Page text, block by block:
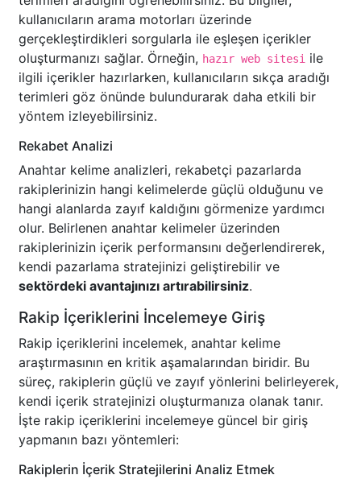
kullanıcıların arama motorları üzerinde
gerçekleştirdikleri sorgularla ile eşleşen içerikler
oluşturmanızı sağlar. Örneğin, hazır web sitesi ile
ilgili içerikler hazırlarken, kullanıcıların sıkça aradığı
terimleri göz önünde bulundurarak daha etkili bir
yöntem izleyebilirsiniz.
Rekabet Analizi
Anahtar kelime analizleri, rekabetçi pazarlarda
rakiplerinizin hangi kelimelerde güçlü olduğunu ve
hangi alanlarda zayıf kaldığını görmenize yardımcı
olur. Belirlenen anahtar kelimeler üzerinden
rakiplerinizin içerik performansını değerlendirerek,
kendi pazarlama stratejinizi geliştirebilir ve
sektördeki avantajınızı artırabilirsiniz.
Rakip İçeriklerini İncelemeye Giriş
Rakip içeriklerini incelemek, anahtar kelime
araştırmasının en kritik aşamalarından biridir. Bu
süreç, rakiplerin güçlü ve zayıf yönlerini belirleyerek,
kendi içerik stratejinizi oluşturmanıza olanak tanır.
İşte rakip içeriklerini incelemeye güncel bir giriş
yapmanın bazı yöntemleri:
Rakiplerin İçerik Stratejilerini Analiz Etmek